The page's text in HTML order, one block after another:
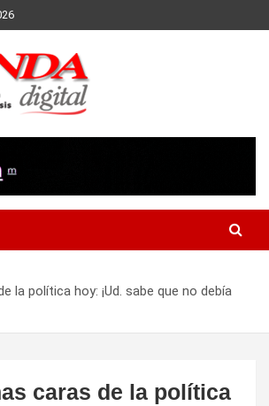
la política hoy: ¡Ud. sabe que no debía
caras de la política